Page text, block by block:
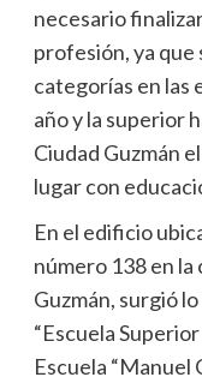
necesario
profesión, ya que
categorías en las
año y la superior
Ciudad Guzmán
lugar con
En el edificio
número 138 en
Guzmán, surgió
“Escuela
Escuela “Manuel